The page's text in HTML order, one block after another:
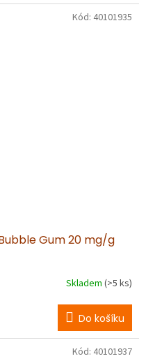
Gum 20 mg/g
Skladem (>5 ks)
Do košíku
Kód: 40101935
Kód: 40101937